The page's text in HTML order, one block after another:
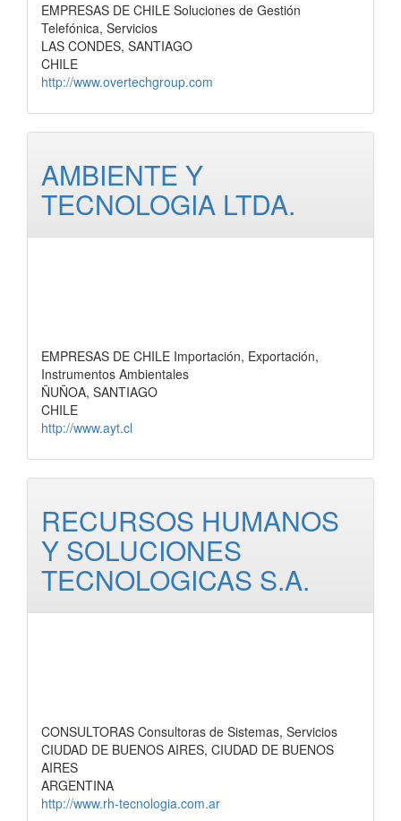
EMPRESAS DE CHILE Soluciones de Gestión
Telefónica, Servicios
LAS CONDES, SANTIAGO
CHILE
http://www.overtechgroup.com
AMBIENTE Y
TECNOLOGIA LTDA.
EMPRESAS DE CHILE Importación, Exportación,
Instrumentos Ambientales
ÑUÑOA, SANTIAGO
CHILE
http://www.ayt.cl
RECURSOS HUMANOS
Y SOLUCIONES
TECNOLOGICAS S.A.
CONSULTORAS Consultoras de Sistemas, Servicios
CIUDAD DE BUENOS AIRES, CIUDAD DE BUENOS
AIRES
ARGENTINA
http://www.rh-tecnologia.com.ar